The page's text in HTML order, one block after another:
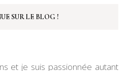
SUR LE BLOG !
et je suis passionnée autant